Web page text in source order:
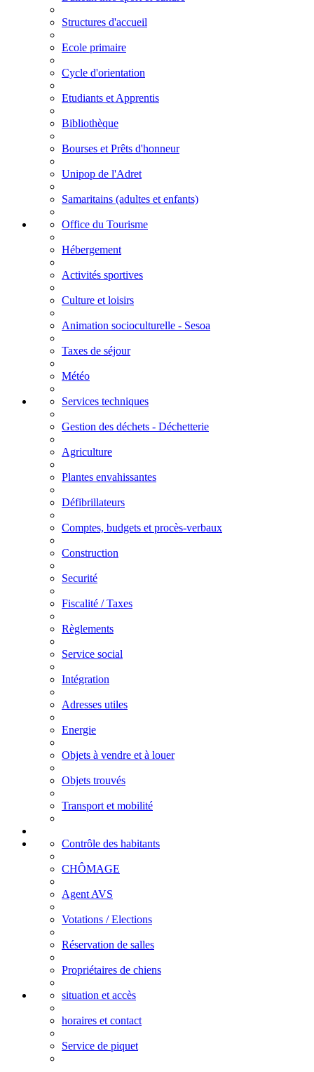
Structures d'accueil
Ecole primaire
Cycle d'orientation
Etudiants et Apprentis
Bibliothèque
Bourses et Prêts d'honneur
Unipop de l'Adret
Samaritains (adultes et enfants)
Office du Tourisme
Hébergement
Activités sportives
Culture et loisirs
Animation socioculturelle - Sesoa
Taxes de séjour
Météo
Services techniques
Gestion des déchets - Déchetterie
Agriculture
Plantes envahissantes
Défibrillateurs
Comptes, budgets et procès-verbaux
Construction
Securité
Fiscalité / Taxes
Règlements
Service social
Intégration
Adresses utiles
Energie
Objets à vendre et à louer
Objets trouvés
Transport et mobilité
Contrôle des habitants
CHÔMAGE
Agent AVS
Votations / Elections
Réservation de salles
Propriétaires de chiens
situation et accès
horaires et contact
Service de piquet